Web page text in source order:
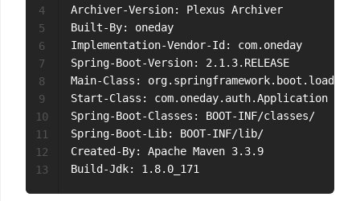
Archiver-Version: Plexus Archiver
Built-By: oneday
Implementation-Vendor-Id: com.oneday
Spring-Boot-Version: 2.1.3.RELEASE
Main-Class:
Start-Class: com.oneday.auth.Application
Spring-Boot-Classes: BOOT-INF/classes/
Spring-Boot-Lib: BOOT-INF/lib/
Created-By: Apache Maven 3.3.9
4
5
6
7
8
9
10
11
12
13